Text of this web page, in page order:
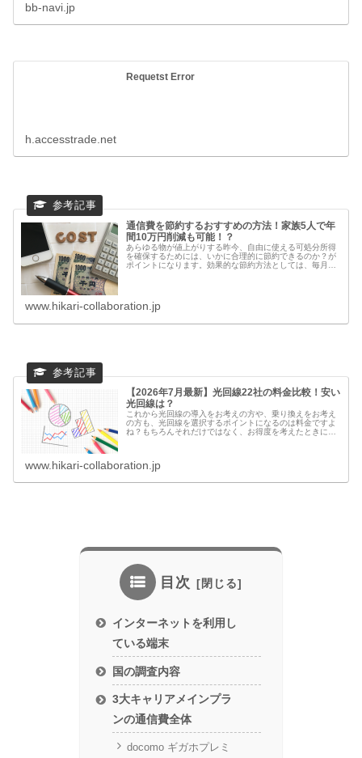
bb-navi.jp
Requetst Error
h.accesstrade.net
通信費を節約するおすすめの方法！家族5人で年
間10万円削減も可能！？
あらゆる物が値上がりする昨今、自由に使える可処分所得
を確保するためには、いかに合理的に節約できるのか？が
ポイントになります。効果的な節約方法としては、毎月必
www.hikari-collaboration.jp
【2026年7月最新】光回線22社の料金比較！安い
光回線は？
これから光回線の導入をお考えの方や、乗り換えをお考え
の方も、光回線を選択するポイントになるのは料金ですよ
ね？もちろんそれだけではなく、お得度を考えたときに
www.hikari-collaboration.jp
目次
インターネットを利用し
ている端末
国の調査内容
3大キャリアメインプラ
ンの通信費全体
docomo ギガホプレミ